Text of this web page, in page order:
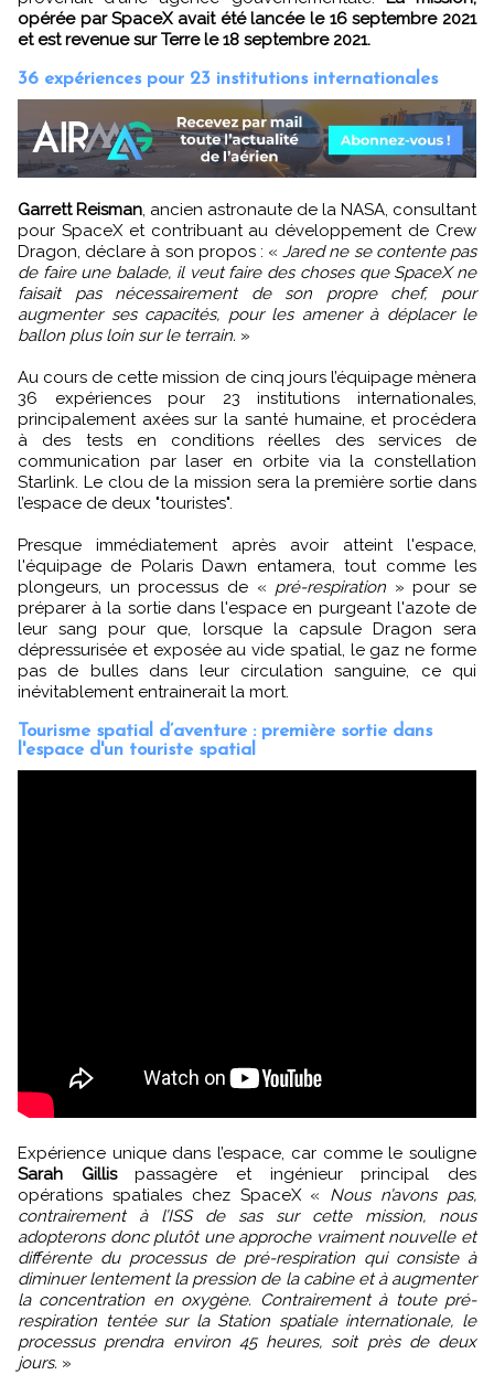
opérée par SpaceX avait été lancée le 16 septembre 2021
et est revenue sur Terre le 18 septembre 2021.
36 expériences pour 23 institutions internationales
Garrett Reisman, ancien astronaute de la NASA, consultant
pour SpaceX et contribuant au développement de Crew
Dragon, déclare à son propos : «Jared ne se contente pas
de faire une balade, il veut faire des choses que SpaceX ne
faisait pas nécessairement de son propre chef, pour
augmenter ses capacités, pour les amener à déplacer le
ballon plus loin sur le terrain. »
Au cours de cette mission de cinq jours l’équipage mènera
36 expériences pour 23 institutions internationales,
principalement axées sur la santé humaine, et procédera
à des tests en conditions réelles des services de
communication par laser en orbite via la constellation
Starlink. Le clou de la mission sera la première sortie dans
l’espace de deux "touristes".
Presque immédiatement après avoir atteint l'espace,
l'équipage de Polaris Dawn entamera, tout comme les
plongeurs, un processus de « pré-respiration » pour se
préparer à la sortie dans l'espace en purgeant l'azote de
leur sang pour que, lorsque la capsule Dragon sera
dépressurisée et exposée au vide spatial, le gaz ne forme
pas de bulles dans leur circulation sanguine, ce qui
inévitablement entrainerait la mort.
Tourisme spatial d’aventure : première sortie dans
l'espace d'un touriste spatial
Expérience unique dans l’espace, car comme le souligne
Sarah Gillispassagère et ingénieur principal des
opérations spatiales chez SpaceX « Nous n’avons pas,
contrairement à l’ISS de sas sur cette mission, nous
adopterons donc plutôt une approche vraiment nouvelle et
différente du processus de pré-respiration qui consiste à
diminuer lentement la pression de la cabine et à augmenter
la concentration en oxygène. Contrairement à toute pré-
respiration tentée sur la Station spatiale internationale, le
processus prendra environ 45 heures, soit près de deux
jours. »